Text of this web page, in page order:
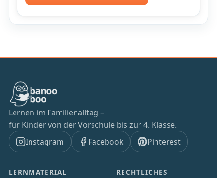
Lernen im Familienalltag –
für Kinder von der Vorschule bis zur 4. Klasse.
Instagram
Facebook Pinterest
LERNMATERIAL RECHTLICHES